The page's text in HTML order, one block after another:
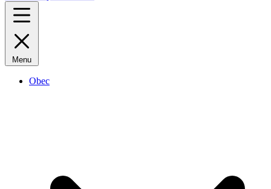
Menu
Obec